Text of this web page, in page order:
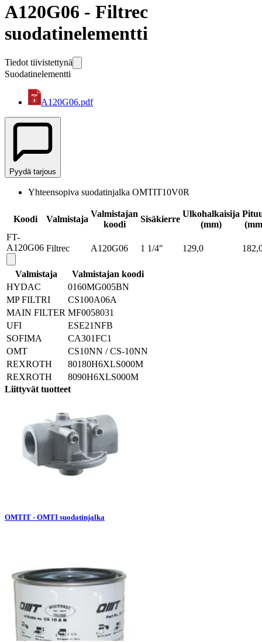
A120G06 - Filtrec
suodatinelementti
Tiedot tiivistettynä
Suodatinelementti
A120G06.pdf
Pyydä tarjous
Yhteensopiva suodatinjalka OMTIT10V0R
Koodi Valmistaja
Valmistajan
koodi
Sisäkierre
Ulkohalkaisija
(mm)
FT-
A120G06 Filtrec A120G06 1 1/4" 129,0
Valmistaja
Valmistajan koodi
HYDAC
0160MG005BN
MP FILTRI
CS100A06A
MAIN FILTER MF0058031
UFI
ESE21NFB
SOFIMA
CA301FC1
OMT
CS10NN / CS-10NN
REXROTH
80180H6XLS000M
REXROTH
8090H6XLS000M
Liittyvät tuotteet
OMTIT - OMTI suodatinjalka